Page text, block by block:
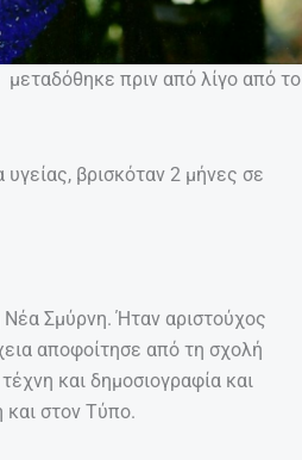
πριν από λίγο από το
βρισκόταν 2 μήνες σε
Σμύρνη. Ήταν αριστούχος
αποφοίτησε από τη σχολή
και δημοσιογραφία και
στον Τύπο.